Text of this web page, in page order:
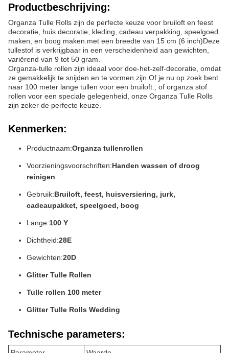
Productbeschrijving:
Organza Tulle Rolls zijn de perfecte keuze voor bruiloft en feest
decoratie, huis decoratie, kleding, cadeau verpakking, speelgoed
maken, en boog maken.met een breedte van 15 cm (6 inch)Deze
tullestof is verkrijgbaar in een verscheidenheid aan gewichten,
variërend van 9 tot 50 gram.
Organza-tulle rollen zijn ideaal voor doe-het-zelf-decoratie, omdat
ze gemakkelijk te snijden en te vormen zijn.Of je nu op zoek bent
naar 100 meter lange tullen voor een bruiloft., of organza stof
rollen voor een speciale gelegenheid, onze Organza Tulle Rolls
zijn zeker de perfecte keuze.
Kenmerken:
Productnaam:Organza tullenrollen
Voorzieningsvoorschriften:Handen wassen of droog
reinigen
Gebruik:Bruiloft, feest, huisversiering, jurk,
cadeaupakket, speelgoed, boog
Lange:100 Y
Dichtheid:28E
Gewichten:20D
Glitter Tulle Rollen
Tulle rollen 100 meter
Glitter Tulle Rolls Wedding
Technische parameters: